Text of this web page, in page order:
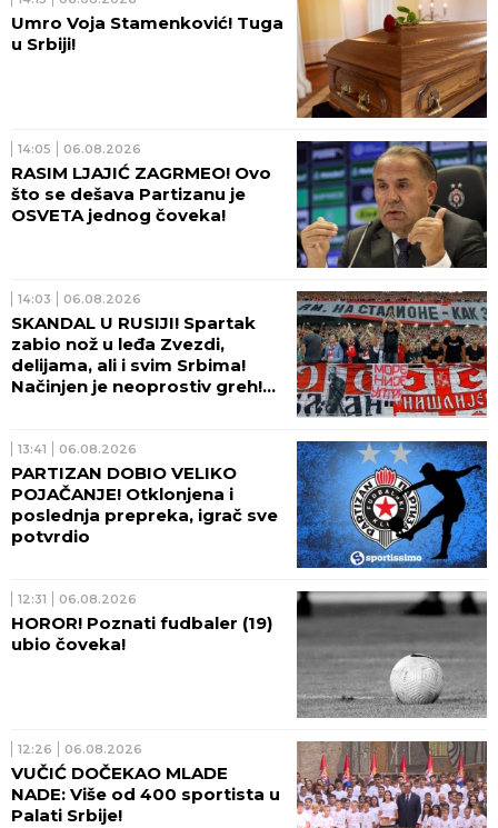
Umro Voja Stamenković! Tuga
u Srbiji!
14:05 06.08.2026
RASIM LJAJIĆ ZAGRMEO! Ovo
što se dešava Partizanu je
OSVETA jednog čoveka!
14:03 06.08.2026
SKANDAL U RUSIJI! Spartak
zabio nož u leđa Zvezdi,
delijama, ali i svim Srbima!
Načinjen je neoprostiv greh!
13:41 06.08.2026
PARTIZAN DOBIO VELIKO
POJAČANJE! Otklonjena i
poslednja prepreka, igrač sve
potvrdio
12:31 06.08.2026
HOROR! Poznati fudbaler (19)
ubio čoveka!
12:26 06.08.2026
VUČIĆ DOČEKAO MLADE
NADE: Više od 400 sportista u
Palati Srbije!